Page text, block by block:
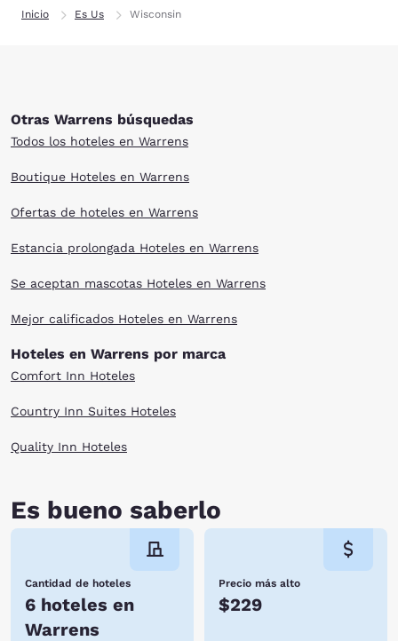
Inicio Es Us Wisconsin
Otras Warrens búsquedas
Todos los hoteles en Warrens
Boutique Hoteles en Warrens
Ofertas de hoteles en Warrens
Estancia prolongada Hoteles en Warrens
Se aceptan mascotas Hoteles en Warrens
Mejor calificados Hoteles en Warrens
Hoteles en Warrens por marca
Comfort Inn Hoteles
Country Inn Suites Hoteles
Quality Inn Hoteles
Es bueno saberlo
Cantidad de hoteles
6 hoteles en
Warrens
Precio más alto
$229